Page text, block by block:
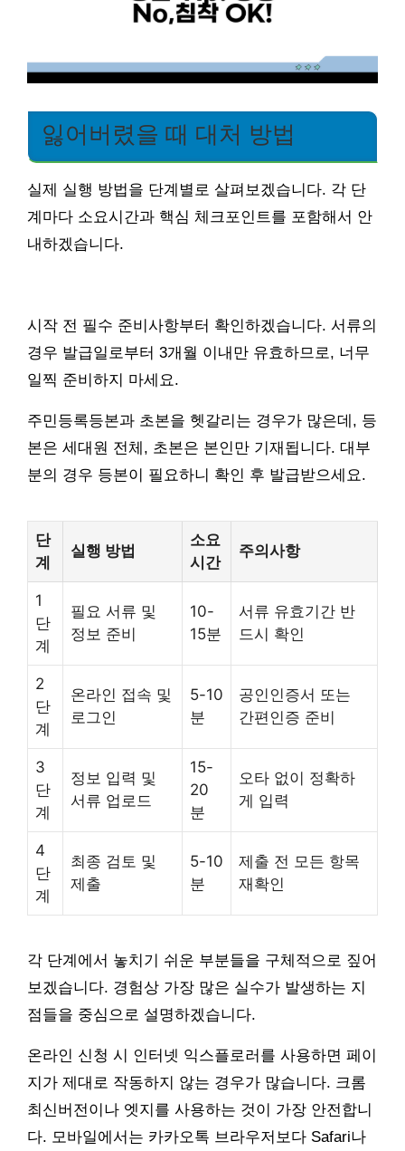
잃어버렸을 때 대처 방법
실제 실행 방법을 단계별로 살펴보겠습니다. 각 단
계마다 소요시간과 핵심 체크포인트를 포함해서 안
내하겠습니다.
시작 전 필수 준비사항부터 확인하겠습니다. 서류의
경우 발급일로부터 3개월 이내만 유효하므로, 너무
일찍 준비하지 마세요.
주민등록등본과 초본을 헷갈리는 경우가 많은데, 등
본은 세대원 전체, 초본은 본인만 기재됩니다. 대부
분의 경우 등본이 필요하니 확인 후 발급받으세요.
단
계
실행 방법
소요
시간
주의사항
1
단
계
필요 서류 및
정보 준비
10-
15분
서류 유효기간 반
드시 확인
2
단
계
온라인 접속 및
로그인
5-10
분
공인인증서 또는
간편인증 준비
3
단
계
정보 입력 및
서류 업로드
15-
20
분
오타 없이 정확하
게 입력
4
단
계
최종 검토 및
제출
5-10
분
제출 전 모든 항목
재확인
각 단계에서 놓치기 쉬운 부분들을 구체적으로 짚어
보겠습니다. 경험상 가장 많은 실수가 발생하는 지
점들을 중심으로 설명하겠습니다.
온라인 신청 시 인터넷 익스플로러를 사용하면 페이
지가 제대로 작동하지 않는 경우가 많습니다. 크롬
최신버전이나 엣지를 사용하는 것이 가장 안전합니
다. 모바일에서는 카카오톡 브라우저보다 Safari나